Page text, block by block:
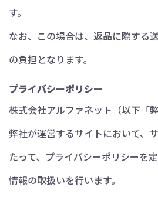
す。
なお、この場合は、返品に際する
の負担となります。
プライバシーポリシー
株式会社アルファネット（以下「
弊社が運営するサイトにおいて、
たって、プライバシーポリシーを
情報の取扱いを行います。